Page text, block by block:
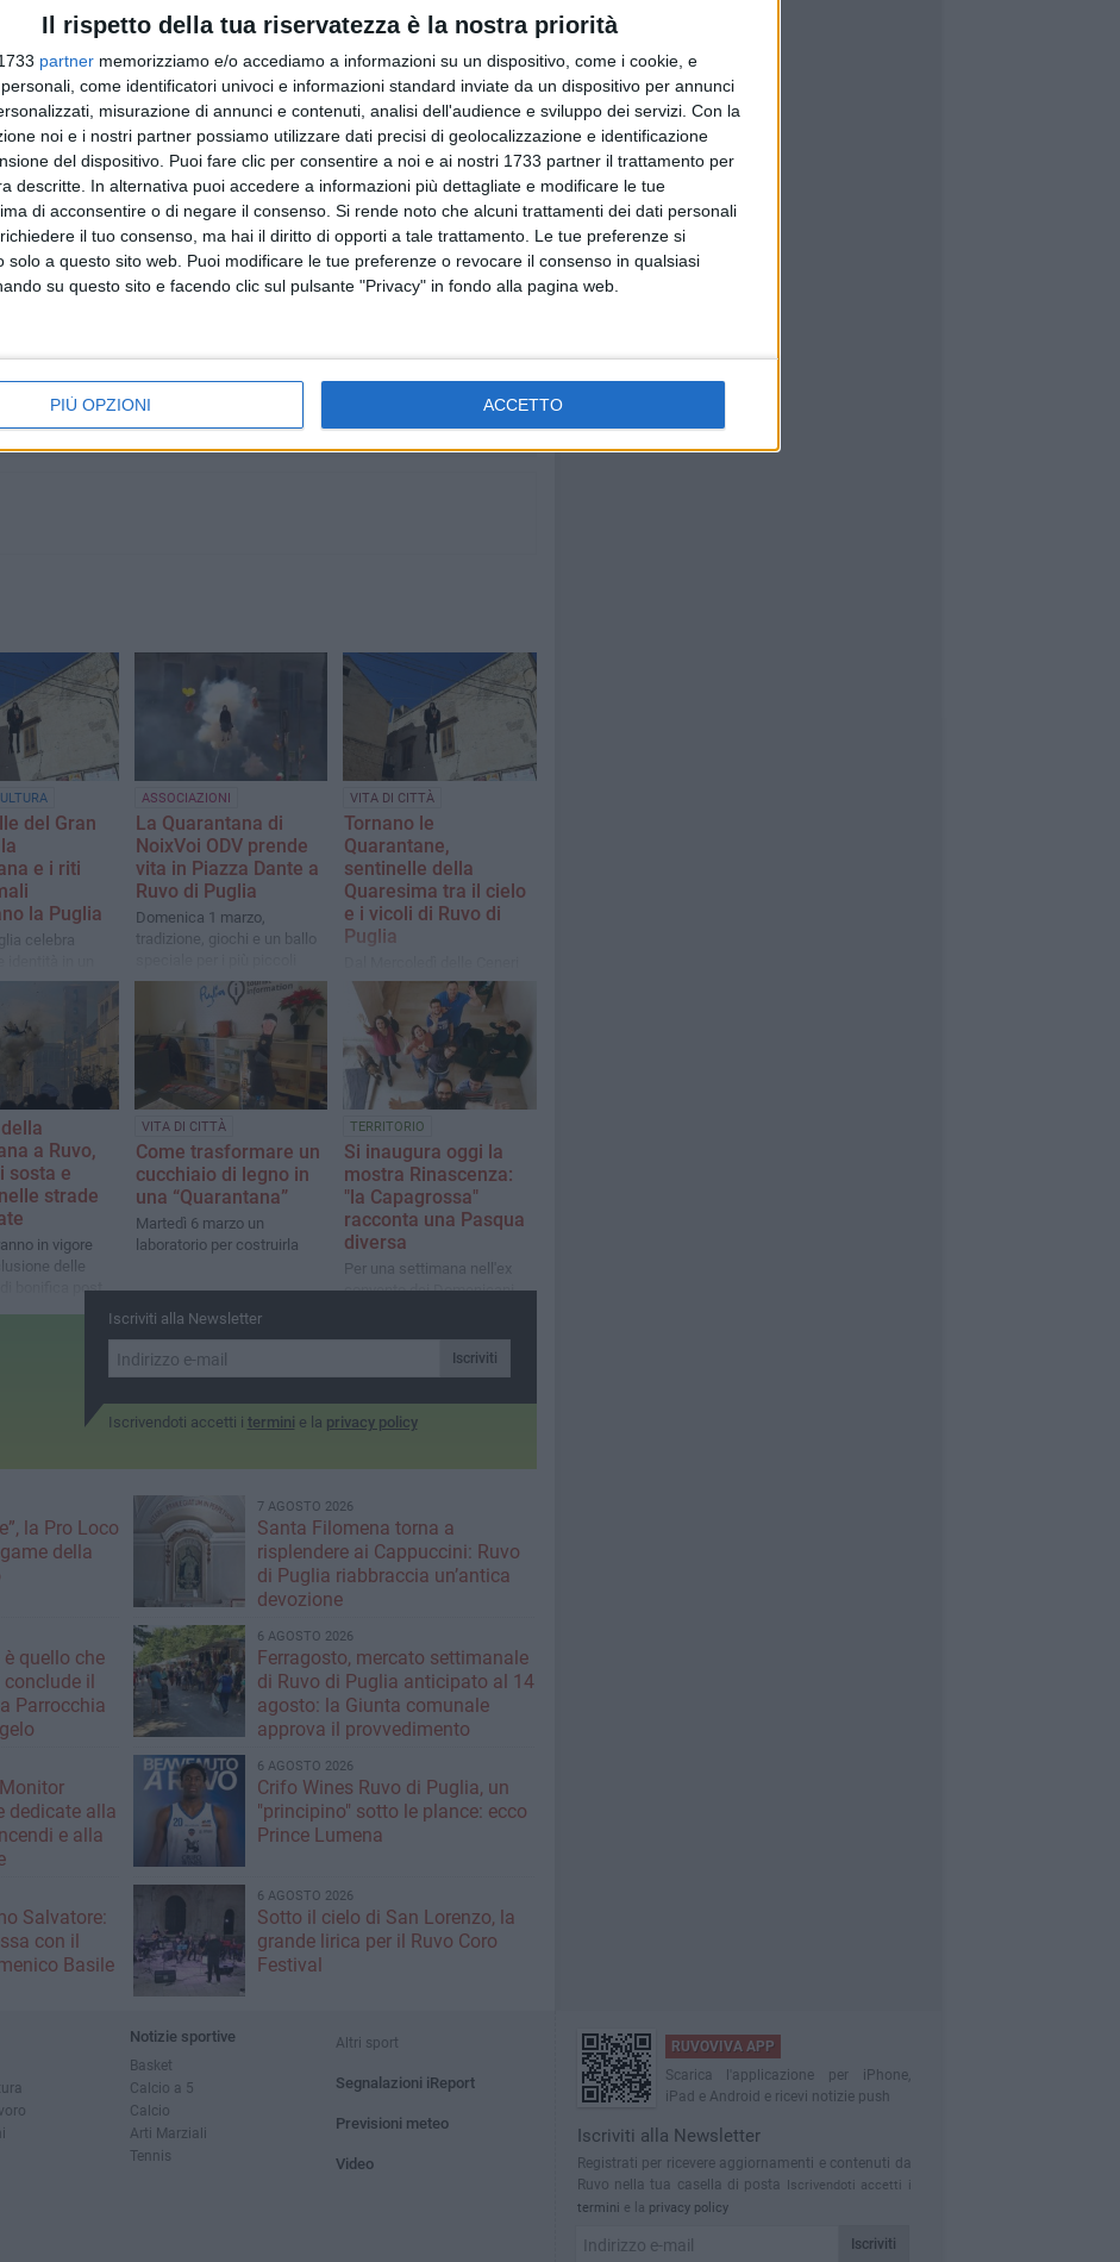
Il rispetto della tua riservatezza è la nostra priorità
partner memorizziamo e/o accediamo a informazioni su un dispositivo, come i cookie, e
come identificatori univoci e informazioni standard inviate da un dispositivo per annunci
misurazione di annunci e contenuti, analisi dell'audience e sviluppo dei servizi. Con la
noi e i nostri partner possiamo utilizzare dati precisi di geolocalizzazione e identificazione
del dispositivo. Puoi fare clic per consentire a noi e ai nostri 1733 partner il trattamento per
descritte. In alternativa puoi accedere a informazioni più dettagliate e modificare le tue
di acconsentire o di negare il consenso. Si rende noto che alcuni trattamenti dei dati personali
il tuo consenso, ma hai il diritto di opporti a tale trattamento. Le tue preferenze si
solo a questo sito web. Puoi modificare le tue preferenze o revocare il consenso in qualsiasi
su questo sito e facendo clic sul pulsante "Privacy" in fondo alla pagina web.
PIÙ OPZIONI ACCETTO
tolte una ogni settimana sino al giorno di Pasqua. L'aringa
in passato, nel periodo quaresimale, sostituiva carne,
popolare ha il significato di riappropriarsi di un passato non
solo nella memoria dei nostri padri, ma anche per
come luoghi privilegiati di rappresentazione della memoria
di Puglia
del Gran
e i riti
la Puglia
celebra
Convento
ASSOCIAZIONI
La Quarantana di
NoixVoi ODV prende
vita in Piazza Dante a
Ruvo di Puglia
Domenica 1 marzo,
tradizione, giochi e un ballo
VITA DI CITTÀ
Tornano le
Quarantane,
sentinelle della
Quaresima tra il cielo
e i vicoli di Ruvo di
Puglia
allo “scoppio” pasquale, il
rito antico delle pupazze
vestite di nero
a Ruvo,
sosta e
strade
in vigore
delle
di bonifica post
VITA DI CITTÀ
Come trasformare un
cucchiaio di legno in
una “Quarantana”
Martedì 6 marzo un
laboratorio per costruirla
TERRITORIO
Si inaugura oggi la
mostra Rinascenza:
"la Capagrossa"
racconta una Pasqua
diversa
Per una settimana nell'ex
convento dei Domenicani
Iscriviti alla Newsletter
Iscriviti
Iscrivendoti accetti i termini e la privacy policy
la Pro Loco
della
7 AGOSTO 2026
Santa Filomena torna a
risplendere ai Cappuccini: Ruvo
di Puglia riabbraccia un’antica
devozione
quello che
il
Parrocchia
6 AGOSTO 2026
Ferragosto, mercato settimanale
di Ruvo di Puglia anticipato al 14
agosto: la Giunta comunale
approva il provvedimento
dedicate alla
e alla
6 AGOSTO 2026
Crifo Wines Ruvo di Puglia, un
"principino" sotto le plance: ecco
Prince Lumena
Salvatore:
con il
Basile
6 AGOSTO 2026
Sotto il cielo di San Lorenzo, la
grande lirica per il Ruvo Coro
Festival
Notizie sportive
Basket
Calcio a 5
Calcio
Arti Marziali
Tennis
Altri sport
Segnalazioni iReport
Previsioni meteo
Video
RUVOVIVA APP
Scarica l'applicazione per iPhone,
iPad e Android e ricevi notizie push
Iscriviti alla Newsletter
Registrati per ricevere aggiornamenti e contenuti da
Ruvo nella tua casella di posta Iscrivendoti accetti i
termini e la privacy policy
Iscriviti